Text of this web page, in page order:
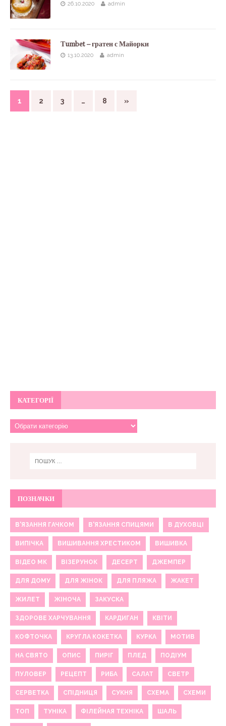
26.10.2020 admin
Тumbet – гратен с Майорки
13.10.2020 admin
1 2 3 … 8 »
КАТЕГОРІЇ
ПОЗНАЧКИ
В'ЯЗАННЯ ГАЧКОМ В'ЯЗАННЯ СПИЦЯМИ В ДУХОВЦІ
ВИПІЧКА ВИШИВАННЯ ХРЕСТИКОМ ВИШИВКА
ВІДЕО МК ВІЗЕРУНОК ДЕСЕРТ ДЖЕМПЕР
ДЛЯ ДОМУ ДЛЯ ЖІНОК ДЛЯ ПЛЯЖА ЖАКЕТ
ЖИЛЕТ ЖІНОЧА ЗАКУСКА
ЗДОРОВЕ ХАРЧУВАННЯ КАРДИГАН КВІТИ
КОФТОЧКА КРУГЛА КОКЕТКА КУРКА МОТИВ
НА СВЯТО ОПИС ПИРІГ ПЛЕД ПОДІУМ
ПУЛОВЕР РЕЦЕПТ РИБА САЛАТ СВЕТР
СЕРВЕТКА СПІДНИЦЯ СУКНЯ СХЕМА СХЕМИ
ТОП ТУНІКА ФІЛЕЙНАЯ ТЕХНІКА ШАЛЬ